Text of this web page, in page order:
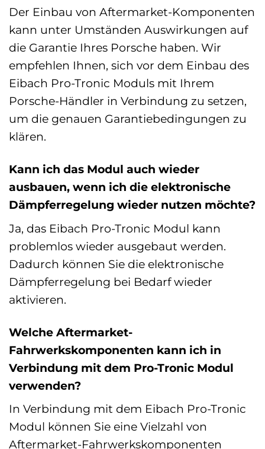
Der Einbau von Aftermarket-Komponenten
kann unter Umständen Auswirkungen auf
die Garantie Ihres Porsche haben. Wir
empfehlen Ihnen, sich vor dem Einbau des
Eibach Pro-Tronic Moduls mit Ihrem
Porsche-Händler in Verbindung zu setzen,
um die genauen Garantiebedingungen zu
klären.
Kann ich das Modul auch wieder
ausbauen, wenn ich die elektronische
Dämpferregelung wieder nutzen möchte?
Ja, das Eibach Pro-Tronic Modul kann
problemlos wieder ausgebaut werden.
Dadurch können Sie die elektronische
Dämpferregelung bei Bedarf wieder
aktivieren.
Welche Aftermarket-
Fahrwerkskomponenten kann ich in
Verbindung mit dem Pro-Tronic Modul
verwenden?
In Verbindung mit dem Eibach Pro-Tronic
Modul können Sie eine Vielzahl von
Aftermarket-Fahrwerkskomponenten